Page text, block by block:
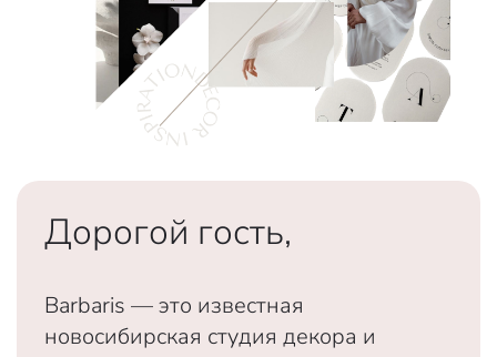
Дорогой гость,
Barbaris — это известная
новосибирская студия декора и